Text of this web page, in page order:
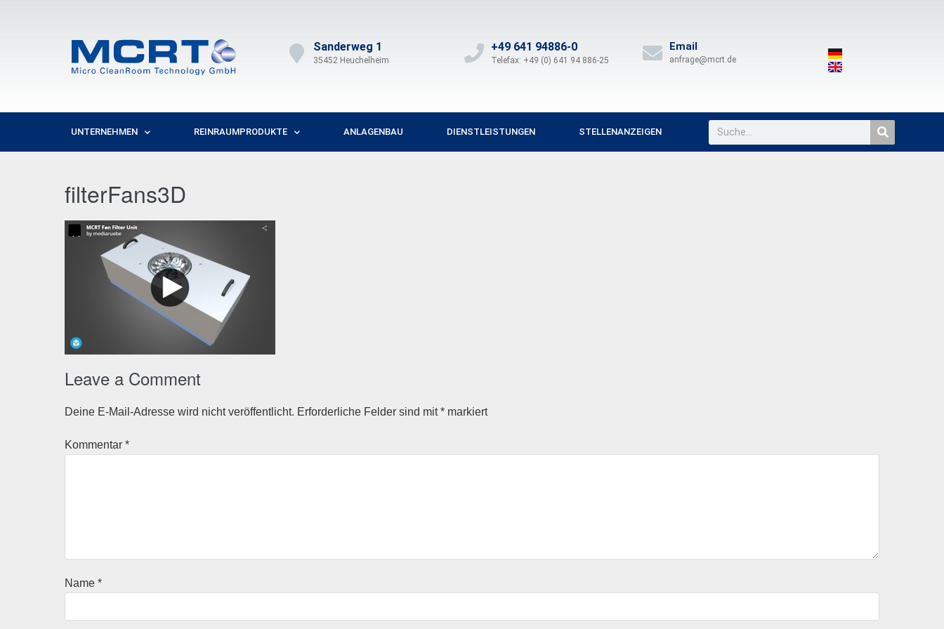
Sanderweg 1
35452 Heuchelheim
+49 641 94886-0
Telefax: +49 (0) 641 94 886-25
Email
anfrage@mcrt.de
UNTERNEHMEN REINRAUMPRODUKTE ANLAGENBAU DIENSTLEISTUNGEN STELLENANZEIGEN
filterFans3D
Leave a Comment
Deine E-Mail-Adresse wird nicht veröffentlicht. Erforderliche Felder sind mit* markiert
Kommentar *
Name *